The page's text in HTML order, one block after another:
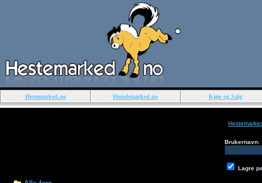
Hestemarked.no Hundemarked.no Kjøp og Salg
Brukernavn:
Lagre